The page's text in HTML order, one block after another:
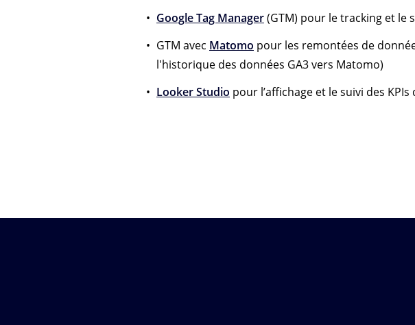
Google Tag Manager(GTM) pour le tracking et le
GTM avec Matomo pour les remontées de
l'historique des données GA3 vers Matomo)
Looker Studio pour l’affichage et le suivi des